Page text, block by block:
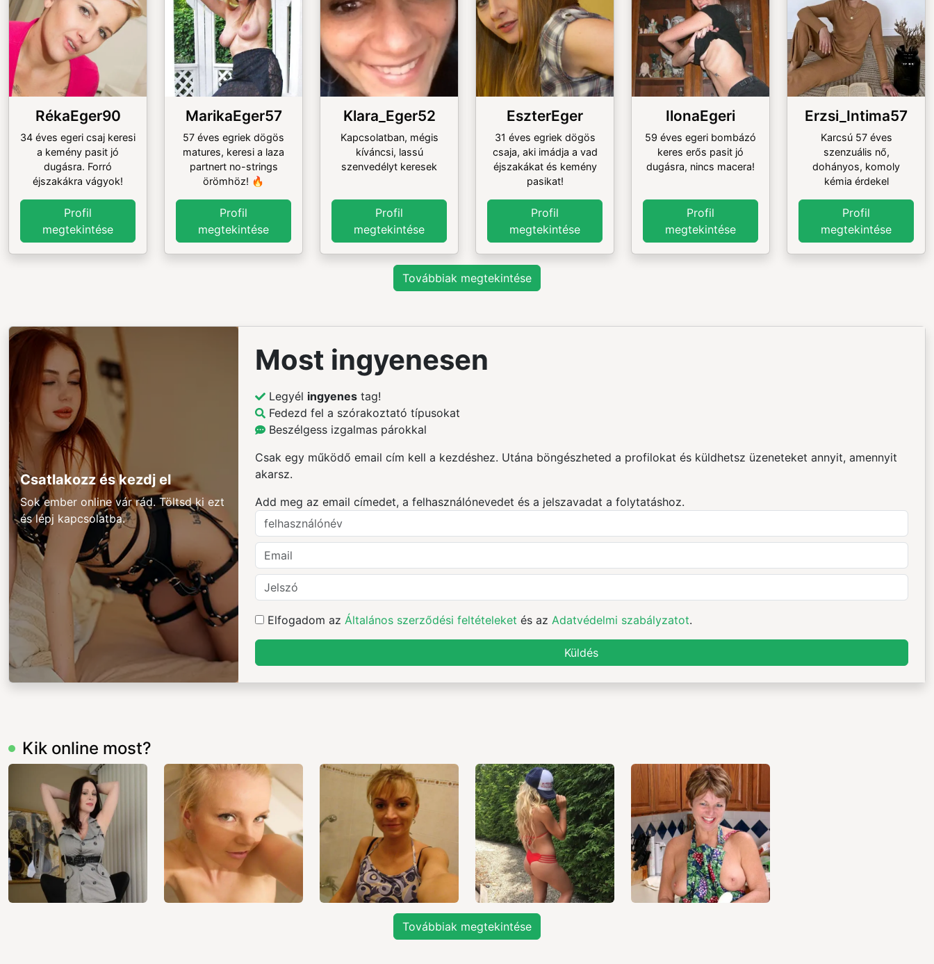
RékaEger90
34 éves egeri csaj keresi
a kemény pasit jó
dugásra. Forró
éjszakákra vágyok!
Profil
megtekintése
MarikaEger57
57 éves egriek dögös
matures, keresi a laza
partnert no-strings
örömhöz! 🔥
Profil
megtekintése
Klara_Eger52
Kapcsolatban, mégis
kíváncsi, lassú
szenvedélyt keresek
Profil
megtekintése
EszterEger
31 éves egriek dögös
csaja, aki imádja a vad
éjszakákat és kemény
pasikat!
Profil
megtekintése
IlonaEgeri
59 éves egeri bombázó
keres erős pasit jó
dugásra, nincs macera!
Profil
megtekintése
Erzsi_Intima57
Karcsú 57 éves
szenzuális nő,
dohányos, komoly
kémia érdekel
Profil
megtekintése
Továbbiak megtekintése
Csatlakozz és kezdj el
Sok ember online vár rád. Töltsd ki ezt
és lépj kapcsolatba.
Most ingyenesen
Legyél ingyenestag!
Fedezd fel a szórakoztató típusokat
Beszélgess izgalmas párokkal
Csak egy működő email cím kell a kezdéshez. Utána böngészheted a profilokat és küldhetsz üzeneteket annyit, amennyit
akarsz.
Add meg az email címedet, a felhasználónevedet és a jelszavadat a folytatáshoz.
Elfogadom az Általános szerződési feltételeket és az Adatvédelmi szabályzatot.
Küldés
Kik online most?
Továbbiak megtekintése